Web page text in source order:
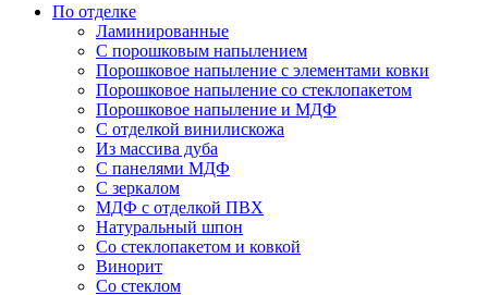
По отделке
Ламинированные
С порошковым напылением
Порошковое напыление с элементами ковки
Порошковое напыление со стеклопакетом
Порошковое напыление и МДФ
С отделкой винилискожа
Из массива дуба
С панелями МДФ
С зеркалом
МДФ с отделкой ПВХ
Натуральный шпон
Со стеклопакетом и ковкой
Винорит
Со стеклом